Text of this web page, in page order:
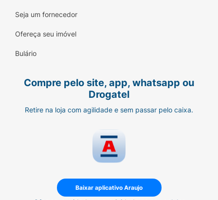
Seja um fornecedor
Ofereça seu imóvel
Bulário
Compre pelo site, app, whatsapp ou
Drogatel
Retire na loja com agilidade e sem passar pelo caixa.
Baixar aplicativo Araujo